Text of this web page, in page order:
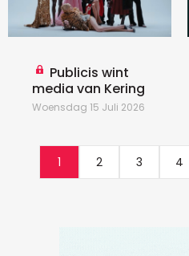
Publicis wint
media van Kering
Woensdag 15 Juli 2026
1 2 3 4